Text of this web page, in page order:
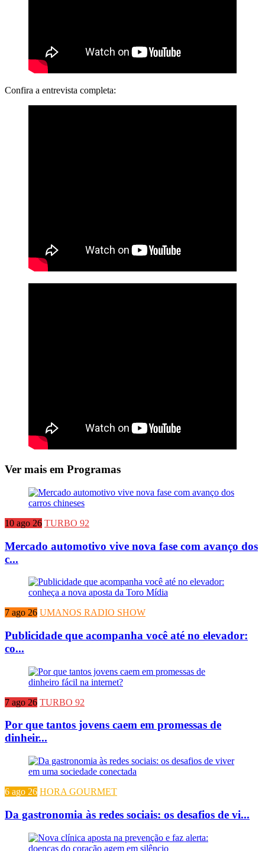
Confira a entrevista completa:
Ver mais em Programas
10 ago 26 TURBO 92
Mercado automotivo vive nova fase com avanço dos
c...
7 ago 26 UMANOS RADIO SHOW
Publicidade que acompanha você até no elevador:
co...
7 ago 26 TURBO 92
Por que tantos jovens caem em promessas de
dinheir...
6 ago 26 HORA GOURMET
Da gastronomia às redes sociais: os desafios de vi...